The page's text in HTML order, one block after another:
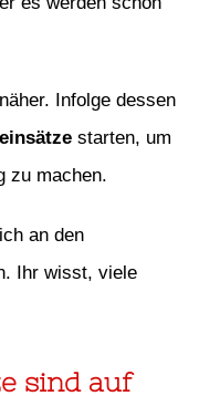
Infolge dessen
starten, um
zu machen.
an den
Ihr wisst, viele
sind auf